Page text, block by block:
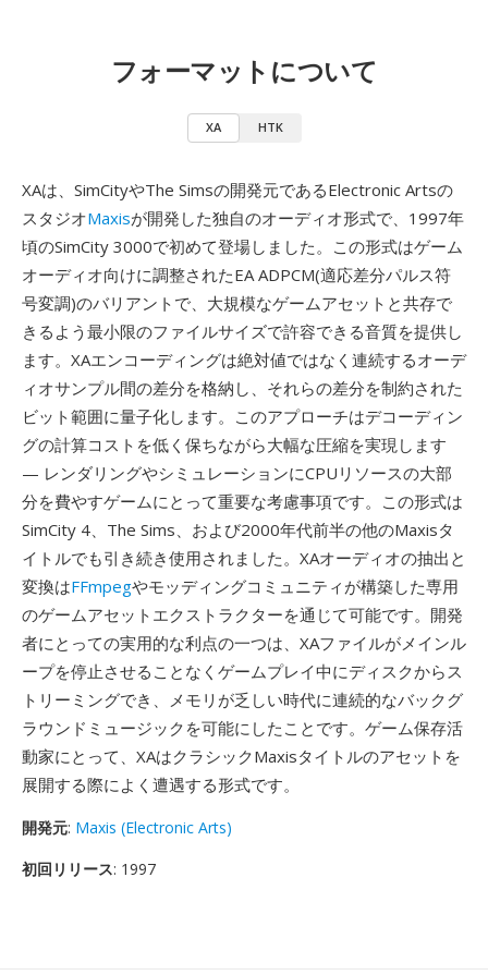
フォーマットについて
XA HTK
XAは、SimCityやThe Simsの開発元であるElectronic Artsの
スタジオMaxisが開発した独自のオーディオ形式で、1997年
頃のSimCity 3000で初めて登場しました。この形式はゲーム
オーディオ向けに調整されたEA ADPCM(適応差分パルス符
号変調)のバリアントで、大規模なゲームアセットと共存で
きるよう最小限のファイルサイズで許容できる音質を提供し
ます。XAエンコーディングは絶対値ではなく連続するオーデ
ィオサンプル間の差分を格納し、それらの差分を制約された
ビット範囲に量子化します。このアプローチはデコーディン
グの計算コストを低く保ちながら大幅な圧縮を実現します
— レンダリングやシミュレーションにCPUリソースの大部
分を費やすゲームにとって重要な考慮事項です。この形式は
SimCity 4、The Sims、および2000年代前半の他のMaxisタ
イトルでも引き続き使用されました。XAオーディオの抽出と
変換はFFmpegやモッディングコミュニティが構築した専用
のゲームアセットエクストラクターを通じて可能です。開発
者にとっての実用的な利点の一つは、XAファイルがメインル
ープを停止させることなくゲームプレイ中にディスクからス
トリーミングでき、メモリが乏しい時代に連続的なバックグ
ラウンドミュージックを可能にしたことです。ゲーム保存活
動家にとって、XAはクラシックMaxisタイトルのアセットを
展開する際によく遭遇する形式です。
開発元: Maxis (Electronic Arts)
初回リリース: 1997